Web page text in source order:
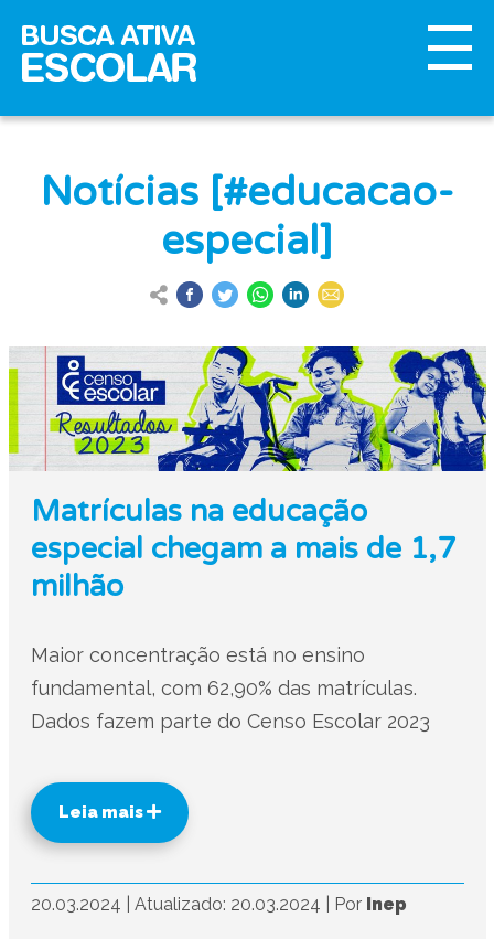
Notícias [#educacao-
especial]
Matrículas na educação
especial chegam a mais de 1,7
milhão
Maior concentração está no ensino
fundamental, com 62,90% das matrículas.
Dados fazem parte do Censo Escolar 2023
Leia mais
20.03.2024 Atualizado: 20.03.2024 Por Inep